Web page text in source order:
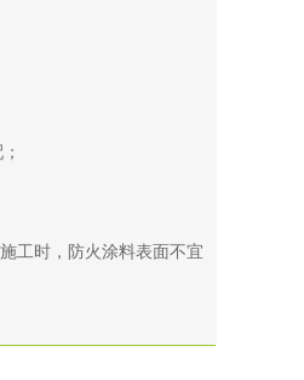
工时，防火涂料表面不宜